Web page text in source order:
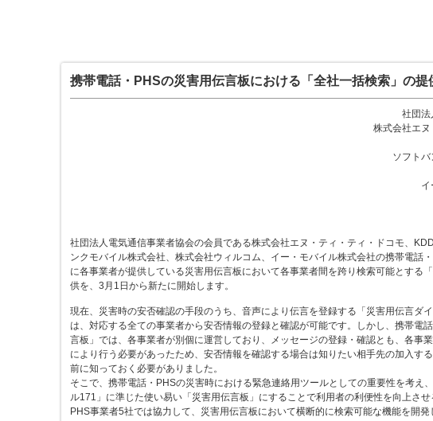
携帯電話・PHSの災害用伝言板における「全社一括検索」の提
社団法
株式会社エ
ソフト
イ
社団法人電気通信事業者協会の会員である株式会社エヌ・ティ・ティ・ドコモ、
ンクモバイル株式会社、株式会社ウィルコム、イー・モバイル株式会社の携帯電話
に各事業者が提供している災害用伝言板において各事業者間を跨り検索可能とする
供を、3月1日から新たに開始します。
現在、災害時の安否確認の手段のうち、音声により伝言を登録する「災害用伝言ダ
は、対応する全ての事業者から安否情報の登録と確認が可能です。しかし、携帯電
言板」では、各事業者が別個に運営しており、メッセージの登録・確認とも、各事
により行う必要があったため、安否情報を確認する場合は知りたい相手先の加入す
前に知っておく必要がありました。
そこで、携帯電話・PHSの災害時における緊急連絡用ツールとしての重要性を考え
ル171」に準じた使い易い「災害用伝言板」にすることで利用者の利便性を向上させ
PHS事業者5社では協力して、災害用伝言板において横断的に検索可能な機能を開発